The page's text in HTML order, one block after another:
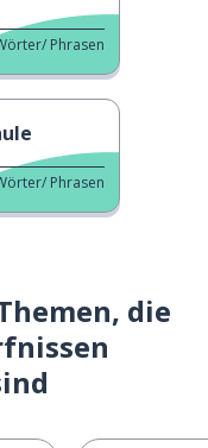
Phrasen
Phrasen
die